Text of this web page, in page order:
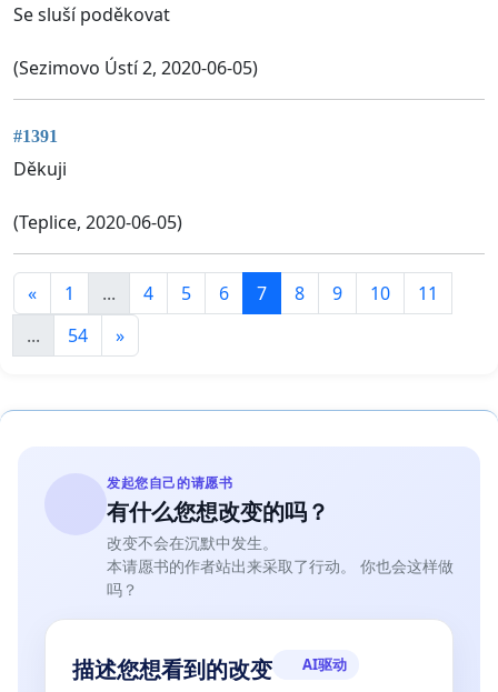
Se sluší poděkovat
(Sezimovo Ústí 2, 2020-06-05)
#1391
Děkuji
(Teplice, 2020-06-05)
« 1 ... 4 5 6 7 8 9 10
11
...
54 »
发起您自己的请愿书
有什么您想改变的吗？
改变不会在沉默中发生。
本请愿书的作者站出来采取了行动。 你也会这样做
吗？
描述您想看到的改变 AI驱动